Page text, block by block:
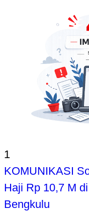
1
KOMUNIKASI
Haji Rp 10,7 M
Bengkulu